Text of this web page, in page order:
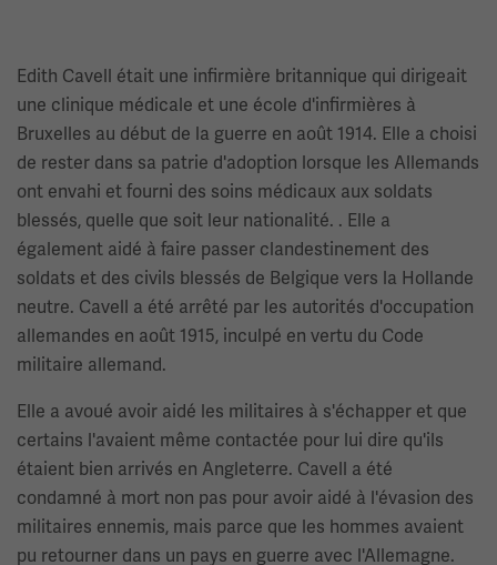
Edith Cavell était une infirmière britannique qui dirigeait
une clinique médicale et une école d'infirmières à
Bruxelles au début de la guerre en août 1914. Elle a choisi
de rester dans sa patrie d'adoption lorsque les Allemands
ont envahi et fourni des soins médicaux aux soldats
blessés, quelle que soit leur nationalité. . Elle a
également aidé à faire passer clandestinement des
soldats et des civils blessés de Belgique vers la Hollande
neutre. Cavell a été arrêté par les autorités d'occupation
allemandes en août 1915, inculpé en vertu du Code
militaire allemand.
Elle a avoué avoir aidé les militaires à s'échapper et que
certains l'avaient même contactée pour lui dire qu'ils
étaient bien arrivés en Angleterre. Cavell a été
condamné à mort non pas pour avoir aidé à l'évasion des
militaires ennemis, mais parce que les hommes avaient
pu retourner dans un pays en guerre avec l'Allemagne.